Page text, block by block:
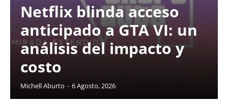
Netflix blinda acceso
anticipado a GTA VI: un
análisis del impacto y
costo
Michell Aburto - 6 Agosto, 2026